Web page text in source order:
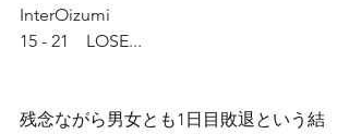
InterOizumi
15 - 21　LOSE...
残念ながら男女とも1日目敗退という結